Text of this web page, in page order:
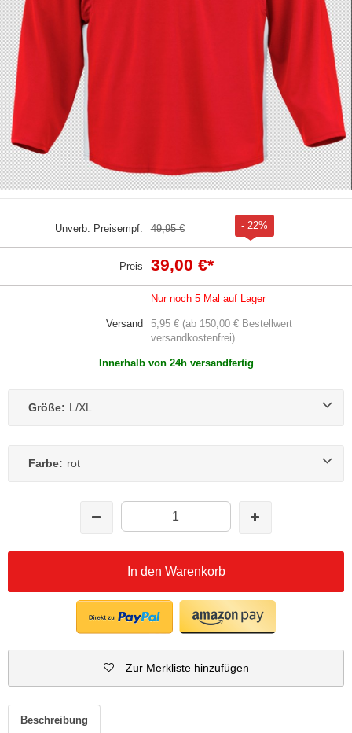
Unverb. Preisempf. 49,95 € - 22%
Preis 39,00 €*
Nur noch 5 Mal auf Lager
Versand
5,95 € (ab 150,00 € Bestellwert
versandkostenfrei)
Innerhalb von 24h versandfertig
Größe: L/XL
Farbe: rot
In den Warenkorb
Zur Merkliste hinzufügen
Beschreibung